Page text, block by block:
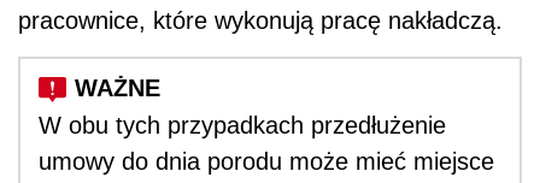
pracownice, które wykonują pracę nakładczą.
W obu tych przypadkach przedłużenie
umowy do dnia porodu może mieć miejsce